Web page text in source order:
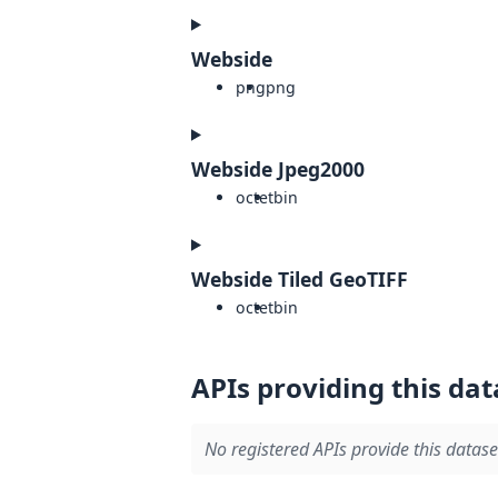
Webside
pngpng
Webside Jpeg2000
octetbin
Webside Tiled GeoTIFF
octetbin
APIs providing this
No registered APIs provide this